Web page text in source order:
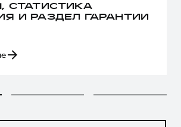
СТАТИСТИКА
И РАЗДЕЛ ГАРАНТИИ